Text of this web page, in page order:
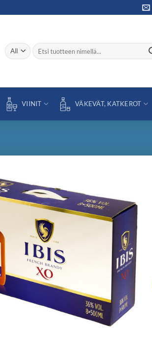
Etsi:
VIINIT VÄKEVÄT, KATKEROT
Add to
wishlist